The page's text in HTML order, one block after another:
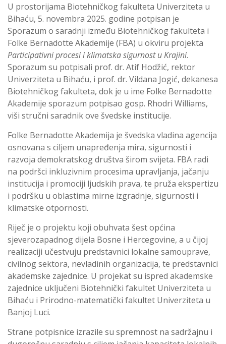
U prostorijama Biotehničkog fakulteta Univerziteta u
Bihaću, 5. novembra 2025. godine potpisan je
Sporazum o saradnji između Biotehničkog fakulteta i
Folke Bernadotte Akademije (FBA) u okviru projekta
Participativni procesi i klimatska sigurnost u Krajini.
Sporazum su potpisali prof. dr. Atif Hodžić, rektor
Univerziteta u Bihaću, i prof. dr. Vildana Jogić, dekanesa
Biotehničkog fakulteta, dok je u ime Folke Bernadotte
Akademije sporazum potpisao gosp. Rhodri Williams,
viši stručni saradnik ove švedske institucije.
Folke Bernadotte Akademija je švedska vladina agencija
osnovana s ciljem unapređenja mira, sigurnosti i
razvoja demokratskog društva širom svijeta. FBA radi
na podršci inkluzivnim procesima upravljanja, jačanju
institucija i promociji ljudskih prava, te pruža ekspertizu
i podršku u oblastima mirne izgradnje, sigurnosti i
klimatske otpornosti.
Riječ je o projektu koji obuhvata šest općina
sjeverozapadnog dijela Bosne i Hercegovine, a u čijoj
realizaciji učestvuju predstavnici lokalne samouprave,
civilnog sektora, nevladinih organizacija, te predstavnici
akademske zajednice. U projekat su ispred akademske
zajednice uključeni Biotehnički fakultet Univerziteta u
Bihaću i Prirodno-matematički fakultet Univerziteta u
Banjoj Luci.
Strane potpisnice izrazile su spremnost na sadržajnu i